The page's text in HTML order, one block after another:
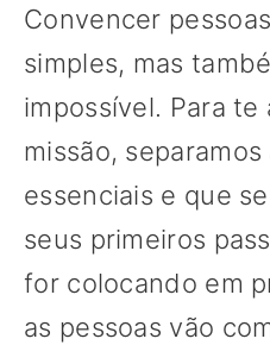
Convencer
simples, mas
impossível. Para te
missão,
essenciais e que
seus primeiros
for colocando em
as pessoas vão